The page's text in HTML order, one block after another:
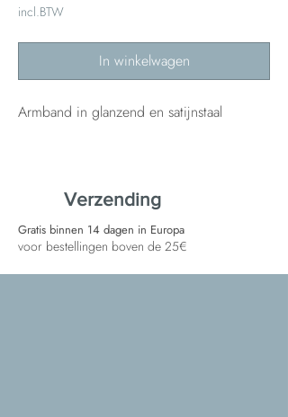
incl.BTW
In winkelwagen
Armband in glanzend en satijnstaal
Verzending
Gratis binnen 14 dagen in Europa
voor bestellingen boven de 25€